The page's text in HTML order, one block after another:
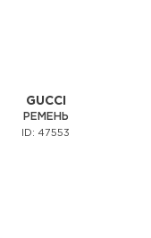
GUCCI
РЕМЕНЬ
ID: 47553